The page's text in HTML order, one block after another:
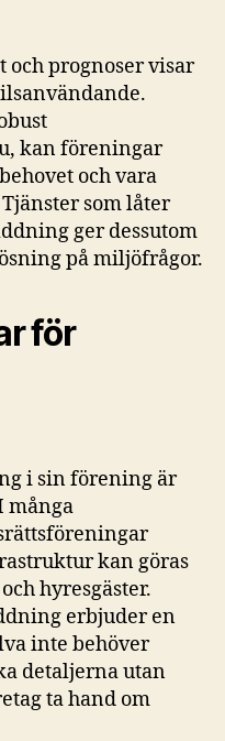
och prognoser visar
kan föreningar
och vara
som låter
ger dessutom
på miljöfrågor.
för
i sin förening är
många
kan göras
hyresgäster.
erbjuder en
inte behöver
detaljerna utan
ta hand om